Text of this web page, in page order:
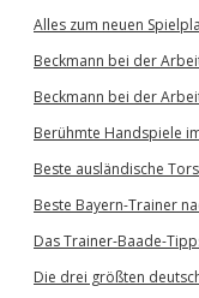
Alles zum neuen
Beckmann bei der
Beckmann bei der
Berühmte Handspiele
Beste ausländische
Beste Bayern-Trainer
Das Trainer-Baade-
Die drei größten